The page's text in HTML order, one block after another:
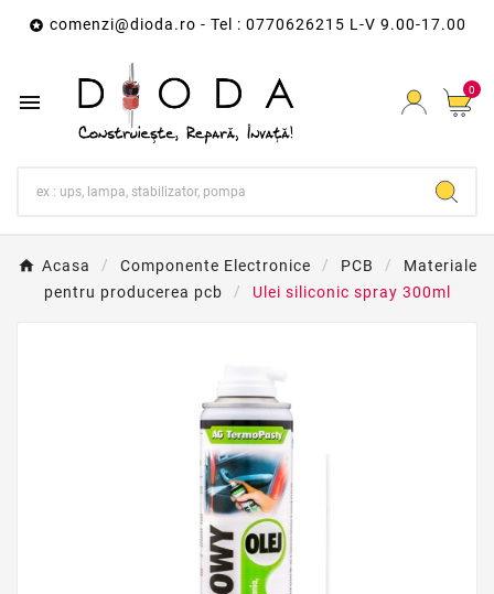
 comenzi@dioda.ro - Tel : 0770626215 L-V 9.00-17.00
 0
Acasa Componente Electronice PCB
Materiale
pentru producerea pcb
Ulei siliconic spray 300ml